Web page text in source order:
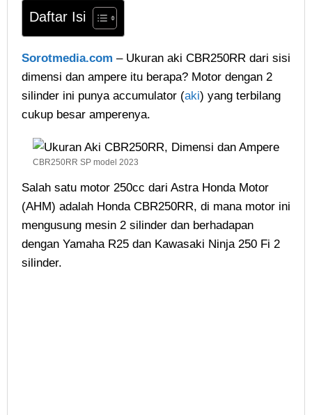
Daftar Isi
Sorotmedia.com – Ukuran aki CBR250RR dari sisi
dimensi dan ampere itu berapa? Motor dengan 2
silinder ini punya accumulator (aki) yang terbilang
cukup besar amperenya.
CBR250RR SP model 2023
Salah satu motor 250cc dari Astra Honda Motor
(AHM) adalah Honda CBR250RR, di mana motor ini
mengusung mesin 2 silinder dan berhadapan
dengan Yamaha R25 dan Kawasaki Ninja 250 Fi 2
silinder.